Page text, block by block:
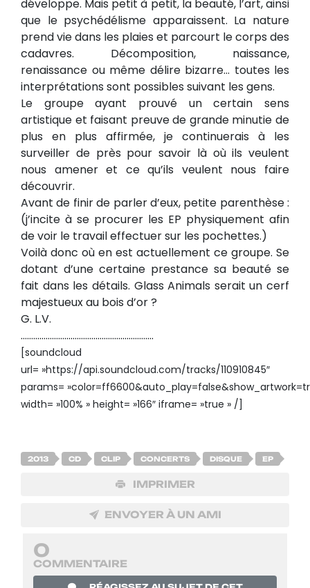
développe. Mais petit à petit, la beauté, l’art, ainsi
que le psychédélisme apparaissent. La nature
prend vie dans les plaies et parcourt le corps des
cadavres. Décomposition, naissance,
renaissance ou même délire bizarre… toutes les
interprétations sont possibles suivant les gens.
Le groupe ayant prouvé un certain sens
artistique et faisant preuve de grande minutie de
plus en plus affirmée, je continuerais à les
surveiller de près pour savoir là où ils veulent
nous amener et ce qu’ils veulent nous faire
découvrir.
Avant de finir de parler d’eux, petite parenthèse :
(j’incite à se procurer les EP physiquement afin
de voir le travail effectuer sur les pochettes.)
Voilà donc où en est actuellement ce groupe. Se
dotant d’une certaine prestance sa beauté se
fait dans les détails. Glass Animals serait un cerf
majestueux au bois d’or ?
G. L.V.
……………………………………………………….
[soundcloud
url= »https://api.soundcloud.com/tracks/110910845″
params=
width= »100% » height= »166″ iframe= »true » /]
2013 CD CLIP CONCERTS DISQUE EP
IMPRIMER
ENVOYER À UN AMI
0
COMMENTAIRE